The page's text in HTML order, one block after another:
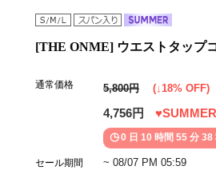
[THE ONME] ウエストタップ
通常価格 5,800円 (↓18% OFF)
4,756円
0 日 10 時間 55 分 36
セール期間 ~ 08/07 PM 05:59